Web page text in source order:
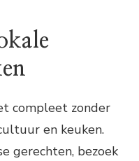
compleet zonder
en keuken.
gerechten, bezoek